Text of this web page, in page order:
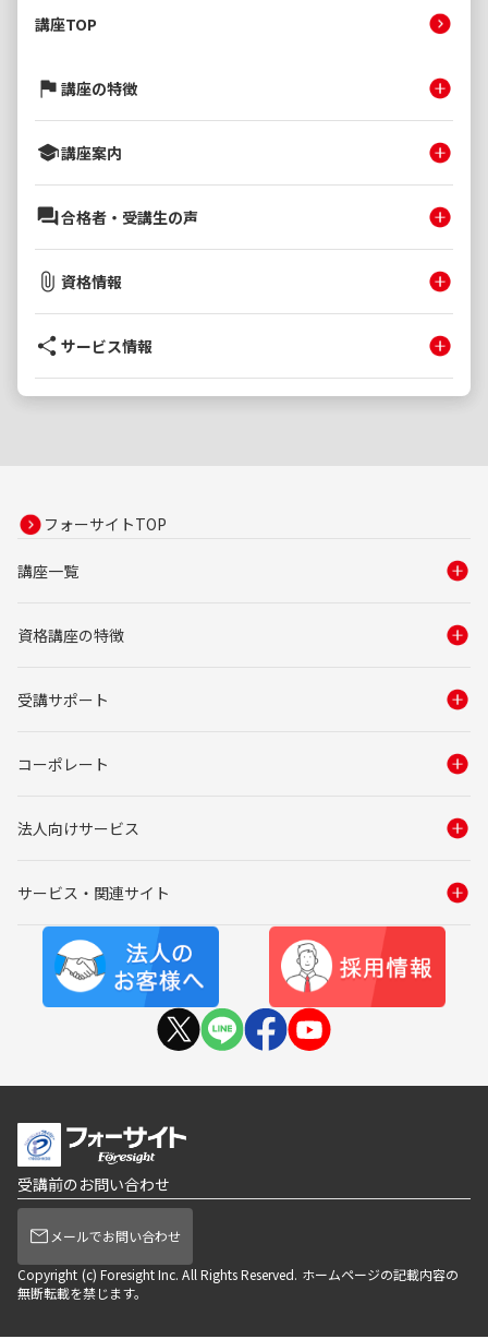
講座TOP
講座の特徴
講座案内
合格者・受講生の声
資格情報
サービス情報
フォーサイトTOP
講座一覧
資格講座の特徴
受講サポート
コーポレート
法人向けサービス
サービス・関連サイト
受講前のお問い合わせ
メールでお問い合わせ
Copyright (c) Foresight Inc. All Rights Reserved. ホームページの記載内容の
無断転載を禁じます。